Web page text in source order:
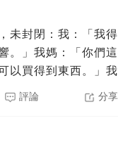
未封閉：我：「我
。」我媽：「你們
以買得到東西。」我
評論 分享